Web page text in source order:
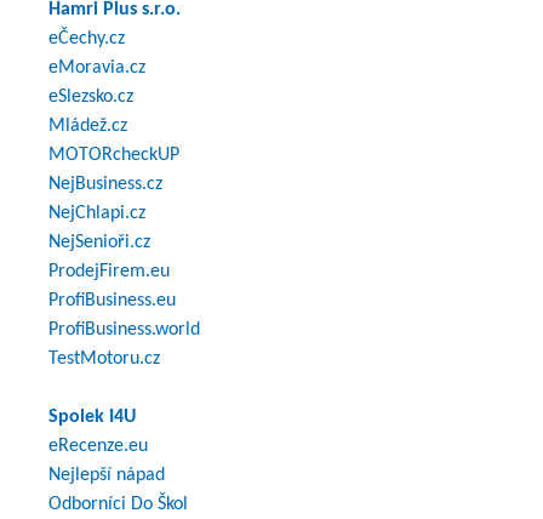
Hamri Plus s.r.o.
eČechy.cz
eMoravia.cz
eSlezsko.cz
Mládež.cz
MOTORcheckUP
NejBusiness.cz
NejChlapi.cz
NejSenioři.cz
ProdejFirem.eu
ProfiBusiness.eu
ProfiBusiness.world
TestMotoru.cz
Spolek I4U
eRecenze.eu
Nejlepší nápad
Odborníci Do Škol